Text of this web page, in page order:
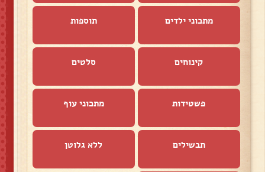
מתכוני ילדים תוספות
קינוחים סלטים
פשטידות מתכוני עוף
תבשילים ללא גלוטן